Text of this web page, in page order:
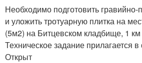
Необходимо подготовить
и уложить тротуарную плитка на
(5м2) на Битцевском кладбище, 1
Техническое задание прилагается
Открыт